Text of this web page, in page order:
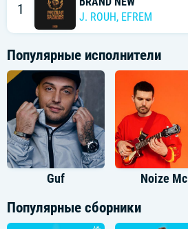
1
J. ROUH, EFREM
Популярные исполнители
Guf Noize Mc
Популярные сборники